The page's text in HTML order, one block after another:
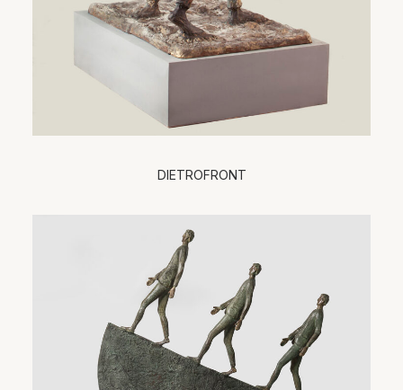
DIETROFRONT